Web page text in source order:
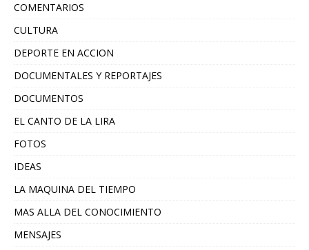
COMENTARIOS
CULTURA
DEPORTE EN ACCION
DOCUMENTALES Y REPORTAJES
DOCUMENTOS
EL CANTO DE LA LIRA
FOTOS
IDEAS
LA MAQUINA DEL TIEMPO
MAS ALLA DEL CONOCIMIENTO
MENSAJES